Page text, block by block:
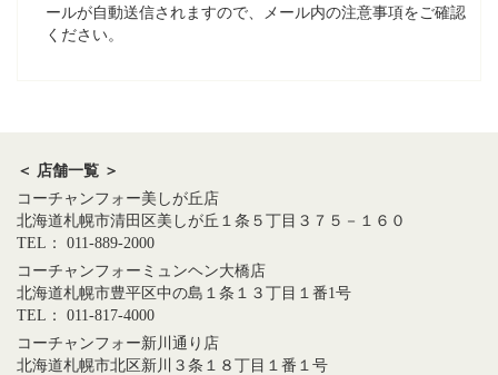
ールが自動送信されますので、メール内の注意事項をご確認
ください。
＜ 店舗一覧 ＞
コーチャンフォー美しが丘店
北海道札幌市清田区美しが丘１条５丁目３７５－１６０
TEL： 011-889-2000
コーチャンフォーミュンヘン大橋店
北海道札幌市豊平区中の島１条１３丁目１番1号
TEL： 011-817-4000
コーチャンフォー新川通り店
北海道札幌市北区新川３条１８丁目１番１号